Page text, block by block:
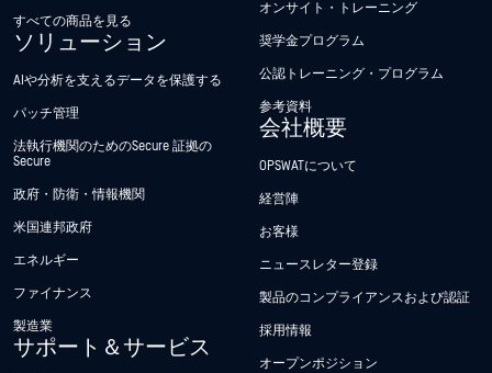
すべての商品を見る
ソリューション
AIや分析を支えるデータを保護する
パッチ管理
法執行機関のためのSecure 証拠の
Secure
政府・防衛・情報機関
米国連邦政府
エネルギー
ファイナンス
製造業
サポート＆サービス
オンサイト・トレーニング
奨学金プログラム
公認トレーニング・プログラム
参考資料
会社概要
OPSWATについて
経営陣
お客様
ニュースレター登録
製品のコンプライアンスおよび認証
採用情報
オープンポジション